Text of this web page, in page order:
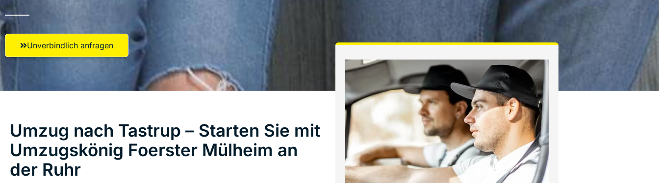
Unverbindlich anfragen
Umzug nach Tastrup – Starten Sie mit
Umzugskönig Foerster Mülheim an
der Ruhr